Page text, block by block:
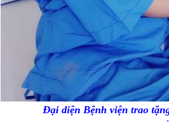
Đại diện Bệnh viện trao